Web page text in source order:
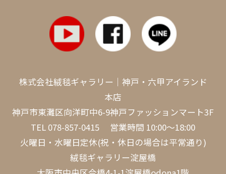
株式会社絨毯ギャラリー｜神戸・六甲アイランド
本店
神戸市東灘区向洋町中6-9神戸ファッションマート3F
TEL 078-857-0415 営業時間 10:00～18:00
火曜日・水曜日定休(祝・休日の場合は平常通り)
絨毯ギャラリー淀屋橋